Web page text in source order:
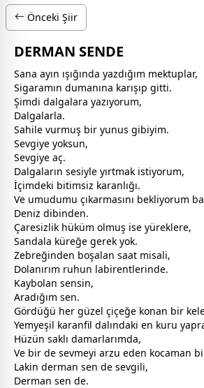
Önceki Şiir
DERMAN SENDE
Sana ayın ışığında yazdığım mektuplar,
Sigaramın dumanına karışıp gitti.
Şimdi dalgalara yazıyorum,
Dalgalarla.
Sahile vurmuş bir yunus gibiyim.
Sevgiye yoksun,
Sevgiye aç.
Dalgaların sesiyle yırtmak istiyorum,
İçimdeki bitimsiz karanlığı.
Ve umudumu çıkarmasını bekliyorum
Deniz dibinden.
Çaresizlik hüküm olmuş ise yüreklere,
Sandala küreğe gerek yok.
Zebreğinden boşalan saat misali,
Dolanırım ruhun labirentlerinde.
Kaybolan sensin,
Aradığım sen.
Gördüğü her güzel çiçeğe konan bir
Yemyeşil karanfil dalındaki en kuru
Hüzün saklı damarlarımda,
Ve bir de sevmeyi arzu eden kocaman
Lakin derman sen de sevgili,
Derman sen de.